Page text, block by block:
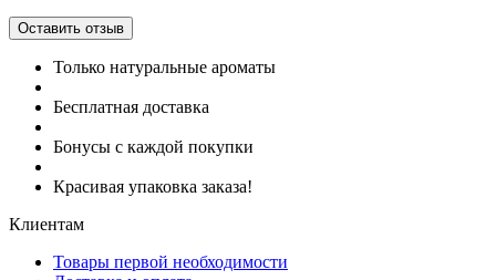
Оставить отзыв
Только натуральные ароматы
Бесплатная доставка
Бонусы с каждой покупки
Красивая упаковка заказа!
Клиентам
Товары первой необходимости